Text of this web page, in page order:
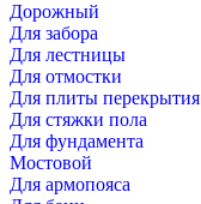
Дорожный
Для забора
Для лестницы
Для отмостки
Для плиты перекрытия
Для стяжки пола
Для фундамента
Мостовой
Для армопояса